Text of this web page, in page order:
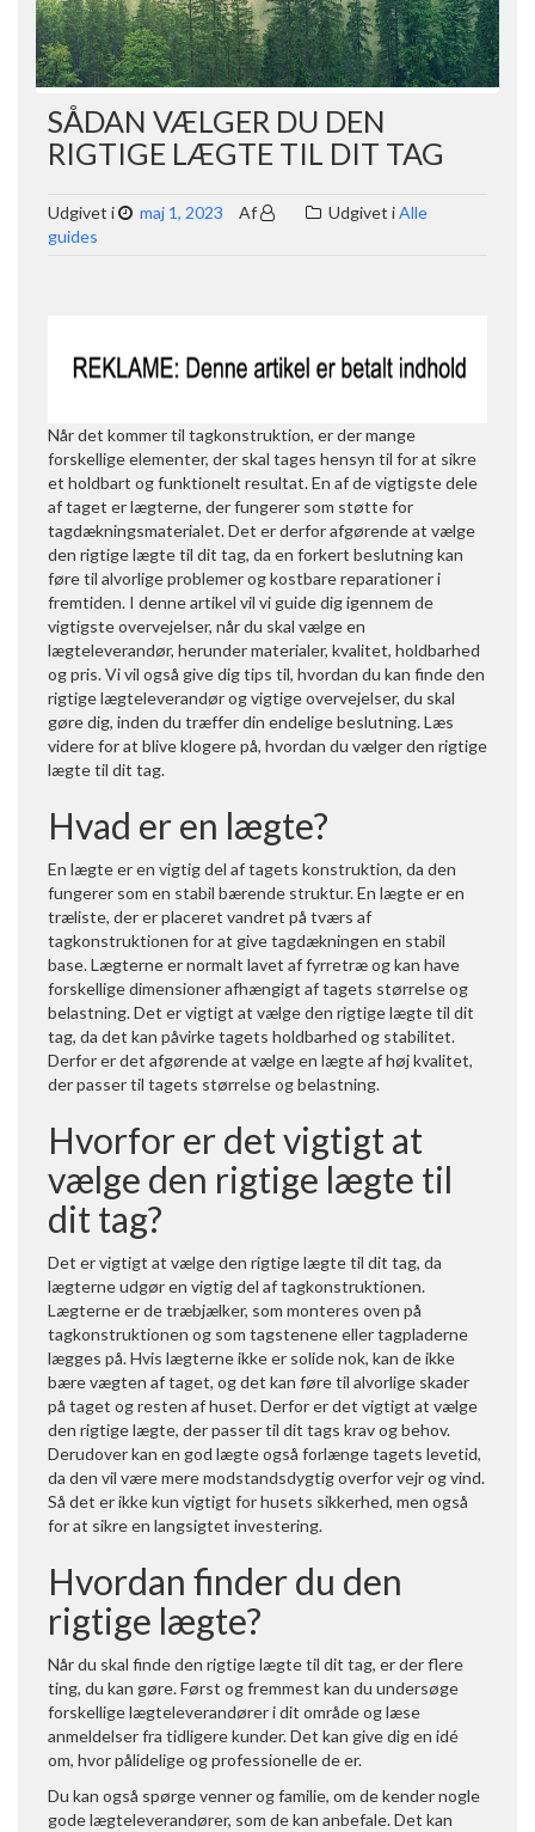
SÅDAN VÆLGER DU DEN
RIGTIGE LÆGTE TIL DIT TAG
Udgivet i maj 1, 2023 Af Udgivet iAlle
guides
Når det kommer til tagkonstruktion, er der mange
forskellige elementer, der skal tages hensyn til for at sikre
et holdbart og funktionelt resultat. En af de vigtigste dele
af taget er lægterne, der fungerer som støtte for
tagdækningsmaterialet. Det er derfor afgørende at vælge
den rigtige lægte til dit tag, da en forkert beslutning kan
føre til alvorlige problemer og kostbare reparationer i
fremtiden. I denne artikel vil vi guide dig igennem de
vigtigste overvejelser, når du skal vælge en
lægteleverandør, herunder materialer, kvalitet, holdbarhed
og pris. Vi vil også give dig tips til, hvordan du kan finde den
rigtige lægteleverandør og vigtige overvejelser, du skal
gøre dig, inden du træffer din endelige beslutning. Læs
videre for at blive klogere på, hvordan du vælger den rigtige
lægte til dit tag.
Hvad er en lægte?
En lægte er en vigtig del af tagets konstruktion, da den
fungerer som en stabil bærende struktur. En lægte er en
træliste, der er placeret vandret på tværs af
tagkonstruktionen for at give tagdækningen en stabil
base. Lægterne er normalt lavet af fyrretræ og kan have
forskellige dimensioner afhængigt af tagets størrelse og
belastning. Det er vigtigt at vælge den rigtige lægte til dit
tag, da det kan påvirke tagets holdbarhed og stabilitet.
Derfor er det afgørende at vælge en lægte af høj kvalitet,
der passer til tagets størrelse og belastning.
Hvorfor er det vigtigt at
vælge den rigtige lægte til
dit tag?
Det er vigtigt at vælge den rigtige lægte til dit tag, da
lægterne udgør en vigtig del af tagkonstruktionen.
Lægterne er de træbjælker, som monteres oven på
tagkonstruktionen og som tagstenene eller tagpladerne
lægges på. Hvis lægterne ikke er solide nok, kan de ikke
bære vægten af taget, og det kan føre til alvorlige skader
på taget og resten af huset. Derfor er det vigtigt at vælge
den rigtige lægte, der passer til dit tags krav og behov.
Derudover kan en god lægte også forlænge tagets levetid,
da den vil være mere modstandsdygtig overfor vejr og vind.
Så det er ikke kun vigtigt for husets sikkerhed, men også
for at sikre en langsigtet investering.
Hvordan finder du den
rigtige lægte?
Når du skal finde den rigtige lægte til dit tag, er der flere
ting, du kan gøre. Først og fremmest kan du undersøge
forskellige lægteleverandører i dit område og læse
anmeldelser fra tidligere kunder. Det kan give dig en idé
om, hvor pålidelige og professionelle de er.
Du kan også spørge venner og familie, om de kender nogle
gode lægteleverandører, som de kan anbefale. Det kan